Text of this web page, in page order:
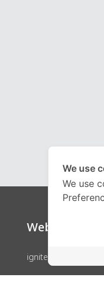
Website
ignite by OnDemand
We use
We use